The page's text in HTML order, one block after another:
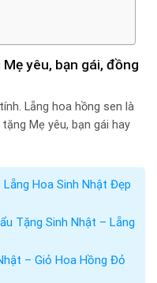
yêu, bạn gái, đồng
Lẵng hoa hồng sen là
Mẹ yêu, bạn gái hay
Hoa Sinh Nhật Đẹp
Tặng Sinh Nhật – Lẵng
– Giỏ Hoa Hồng Đỏ